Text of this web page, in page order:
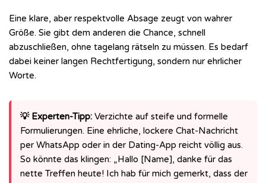
Eine klare, aber respektvolle Absage zeugt von wahrer
Größe. Sie gibt dem anderen die Chance, schnell
abzuschließen, ohne tagelang rätseln zu müssen. Es bedarf
dabei keiner langen Rechtfertigung, sondern nur ehrlicher
Worte.
💡 Experten-Tipp: Verzichte auf steife und formelle
Formulierungen. Eine ehrliche, lockere Chat-Nachricht
per WhatsApp oder in der Dating-App reicht völlig aus.
So könnte das klingen: „Hallo [Name], danke für das
nette Treffen heute! Ich hab für mich gemerkt, dass der